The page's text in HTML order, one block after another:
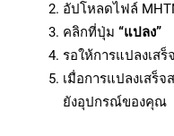
อัปโหลดไฟล์
คลิกที่ปุ่ม “แปลง”
รอให้การแปลงเสร็
เมื่อการแปลงเสร็
ยังอุปกรณ์ของคุณ